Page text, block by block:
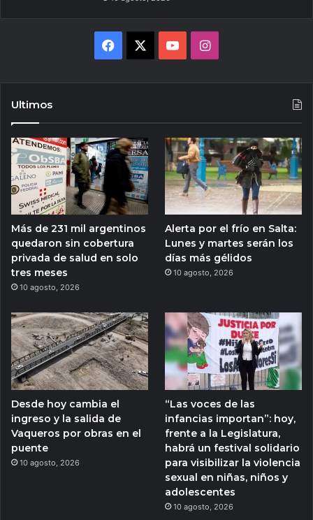
Facebook YouTubeInstagram
Ultimos
Más de 231 mil argentinos
quedaron sin cobertura
privada de salud en solo
tres meses
10 agosto, 2026
Alerta por el frío en Salta:
Lunes y martes serán los
días más gélidos
10 agosto, 2026
Desde hoy cambia el
ingreso y la salida de
Vaqueros por obras en el
puente
10 agosto, 2026
“Las voces de las
infancias importan”: hoy,
frente a la Legislatura,
habrá un festival solidario
para visibilizar la violencia
sexual en niñas, niños y
adolescentes
10 agosto, 2026